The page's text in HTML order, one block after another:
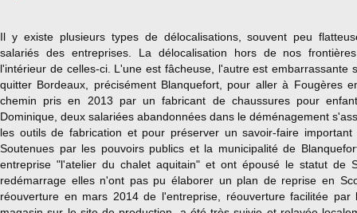
Il y existe plusieurs types de délocalisations, souvent peu
salariés des entreprises. La délocalisation hors de nos
l'intérieur de celles-ci. L'une est fâcheuse, l'autre est embarrassante
quitter Bordeaux, précisément Blanquefort, pour aller à Fougères
chemin pris en 2013 par un fabricant de chaussures pour
Dominique, deux salariées abandonnées dans le déménagement
les outils de fabrication et pour préserver un savoir-faire important
Soutenues par les pouvoirs publics et la municipalité de
entreprise "l'atelier du chalet aquitain" et ont épousé le statut de
redémarrage elles n'ont pas pu élaborer un plan de reprise en
réouverture en mars 2014 de l'entreprise, réouverture facilitée